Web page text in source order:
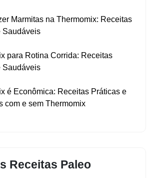
Marmitas na Thermomix: Receitas
Saudáveis
para Rotina Corrida: Receitas
Saudáveis
é Econômica: Receitas Práticas e
com e sem Thermomix
Receitas Paleo